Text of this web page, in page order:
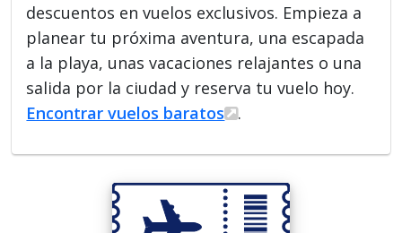
descuentos en vuelos exclusivos. Empieza a
planear tu próxima aventura, una escapada
a la playa, unas vacaciones relajantes o una
salida por la ciudad y reserva tu vuelo hoy.
Encontrar vuelos baratos
.